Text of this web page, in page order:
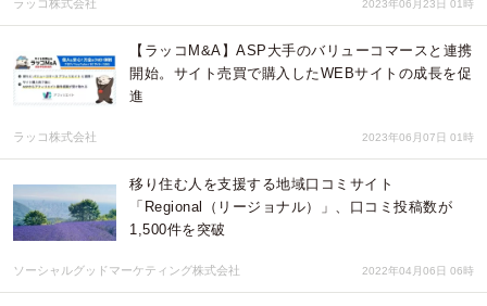
ラッコ株式会社 2023年06月23日 01時
【ラッコM&A】ASP大手のバリューコマースと連携
開始。サイト売買で購入したWEBサイトの成長を促
進
ラッコ株式会社 2023年06月07日 01時
移り住む人を支援する地域口コミサイト
「Regional（リージョナル）」、口コミ投稿数が
1,500件を突破
ソーシャルグッドマーケティング株式会社 2022年04月06日 06時